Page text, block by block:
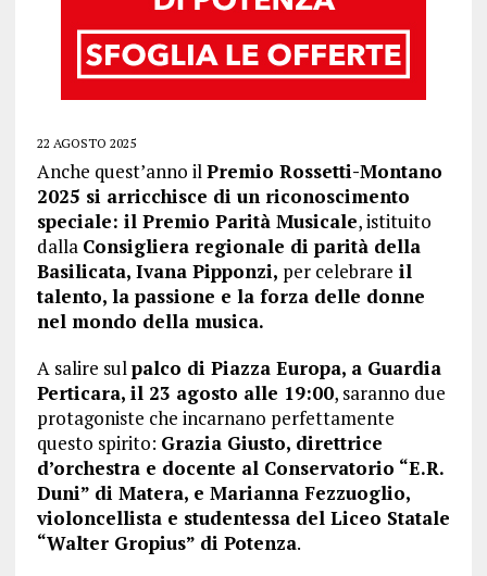
22 AGOSTO 2025
Anche quest’anno ilPremio Rossetti-Montano
2025 si arricchisce di un riconoscimento
speciale: il Premio Parità Musicale, istituito
dalla Consigliera regionale di parità della
Basilicata, Ivana Pipponzi, per celebrare il
talento, la passione e la forza delle donne
nel mondo della musica.
A salire sulpalco di Piazza Europa, a Guardia
Perticara, il 23 agosto alle 19:00, saranno due
protagoniste che incarnano perfettamente
questo spirito: Grazia Giusto, direttrice
d’orchestra e docente al Conservatorio “E.R.
Duni” di Matera, e Marianna Fezzuoglio,
violoncellista e studentessa del Liceo Statale
“Walter Gropius” di Potenza.